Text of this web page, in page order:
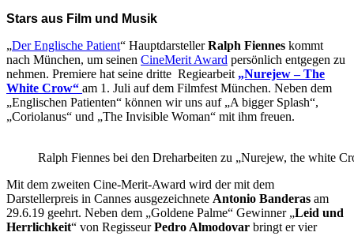
Stars aus Film und Musik
„Der Englische Patient“ HauptdarstellerRalph Fiennes kommt
nach München, um seinen CineMerit Award persönlich entgegen zu
nehmen. Premiere hat seine dritte Regiearbeit „Nurejew – The
White Crow“ am 1. Juli auf dem Filmfest München. Neben dem
„Englischen Patienten“ können wir uns auf „A bigger Splash“,
„Coriolanus“ und „The Invisible Woman“ mit ihm freuen.
Ralph Fiennes bei den Dreharbeiten zu „Nurejew, the white
Mit dem zweiten Cine-Merit-Award wird der mit dem
Darstellerpreis in Cannes ausgezeichnete Antonio Banderas am
29.6.19 geehrt. Neben dem „Goldene Palme“ Gewinner „Leid und
Herrlichkeit“ von RegisseurPedro Almodovar bringt er vier